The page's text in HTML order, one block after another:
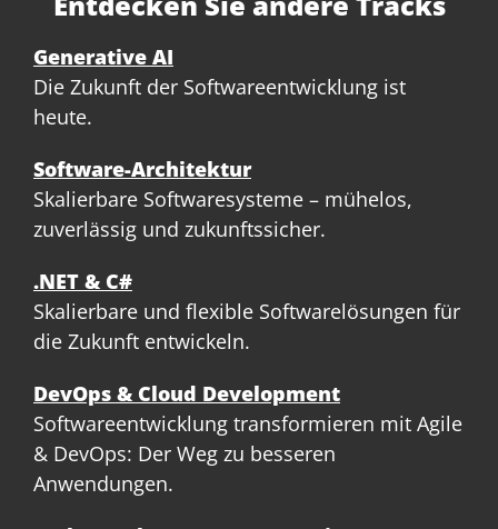
Generative AI
Die Zukunft der Softwareentwicklung ist
heute.
Software-Architektur
Skalierbare Softwaresysteme – mühelos,
zuverlässig und zukunftssicher.
.NET & C#
Skalierbare und flexible Softwarelösungen für
die Zukunft entwickeln.
DevOps & Cloud Development
Softwareentwicklung transformieren mit Agile
& DevOps: Der Weg zu besseren
Anwendungen.